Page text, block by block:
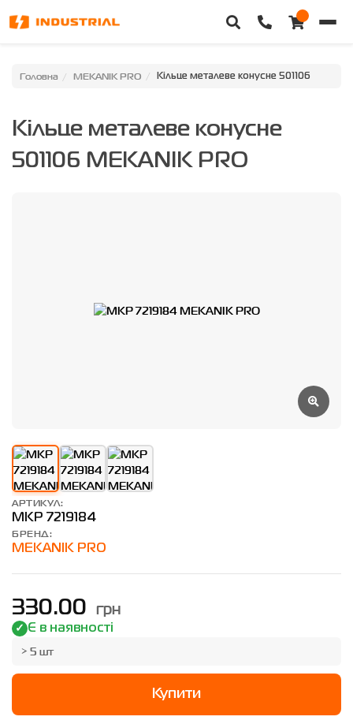
Головна
Категорії
Особистий кабінет
Головна MEKANIK PRO Кільце металеве конусне 501106
Кільце металеве конусне
501106 MEKANIK PRO
АРТИКУЛ:
MKP 7219184
БРЕНД:
MEKANIK PRO
330.00 грн
Є в наявності
> 5 шт
Купити